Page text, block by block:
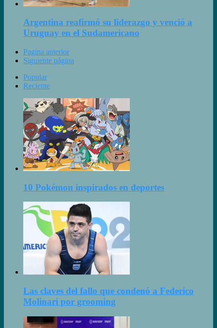
Argentina reafirmó su liderazgo y venció a
Uruguay en el Sudamericano
Pagina anterior
Siguiente página
Popular
Reciente
10 Pokémon inspirados en deportes
Las claves del fallo que condenó a Federico
Molinari por grooming